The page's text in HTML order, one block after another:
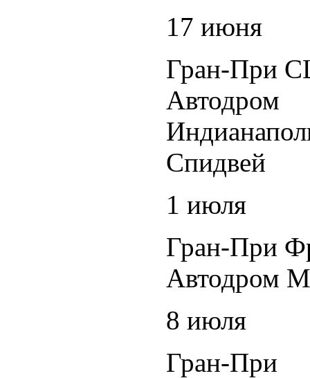
17 июня
Гран-При
Автодром
Спидвей
1 июля
Гран-При
Автодром
8 июля
Гран-При